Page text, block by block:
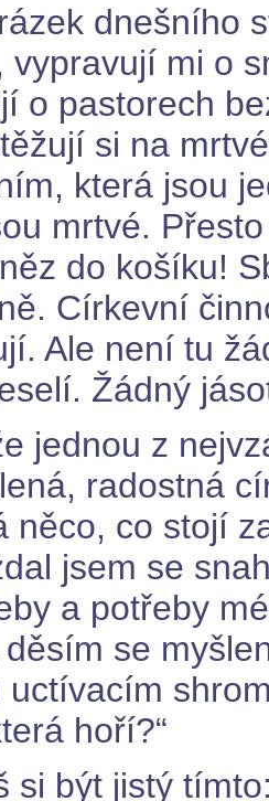
dnešního
vypravují mi o
o pastorech
si na
která jsou
mrtvé.
do košíku!
Církevní
Ale není tu
Žádný
jednou z
radostná
něco, co stojí
jsem se
a potřeby
se
uctívacím
hoří?“
si být jistý